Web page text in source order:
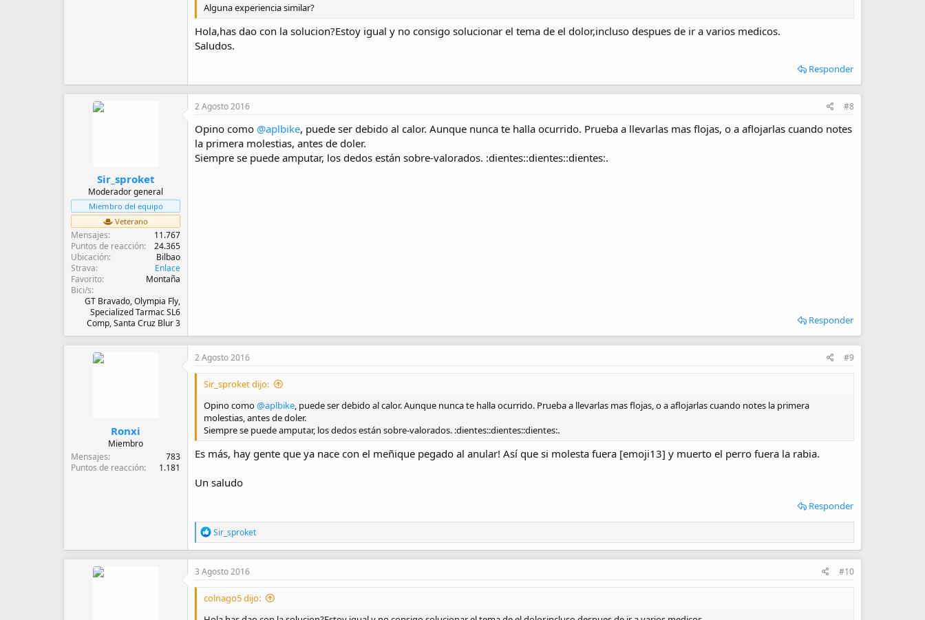
Alguna experiencia similar?
Hola,has dao con la solucion?Estoy igual y no consigo solucionar el tema de el dolor,incluso despues de ir a varios medicos.
Saludos.
Responder
Sir_sproket
Moderador general
Miembro del equipo
Veterano
Mensajes
11.767
Puntos de reacción
24.365
Ubicación
Bilbao
Strava
Enlace
Favorito
Montaña
Bici/s
GT Bravado, Olympia Fly,
Specialized Tarmac SL6
Comp, Santa Cruz Blur 3
2 Agosto 2016 #8
Opino como @aplbike, puede ser debido al calor. Aunque nunca te halla ocurrido. Prueba a llevarlas mas flojas, o a aflojarlas cuando notes
la primera molestias, antes de doler.
Siempre se puede amputar, los dedos están sobre-valorados. :dientes::dientes::dientes:.
Responder
Ronxi
Miembro
Mensajes
783
Puntos de reacción
1.181
2 Agosto 2016 #9
Sir_sproket dijo:
Opino como@aplbike, puede ser debido al calor. Aunque nunca te halla ocurrido. Prueba a llevarlas mas flojas, o a aflojarlas cuando notes la primera
molestias, antes de doler.
Siempre se puede amputar, los dedos están sobre-valorados. :dientes::dientes::dientes:.
Es más, hay gente que ya nace con el meñique pegado al anular! Así que si molesta fuera [emoji13] y muerto el perro fuera la rabia.
Un saludo
Responder
R
e
a
c
o
Sir_sproket
3 Agosto 2016 #10
colnago5 dijo: